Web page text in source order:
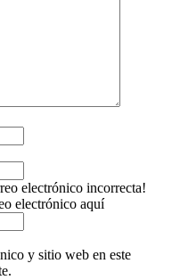
electrónico incorrecta!
electrónico aquí
y sitio web en este